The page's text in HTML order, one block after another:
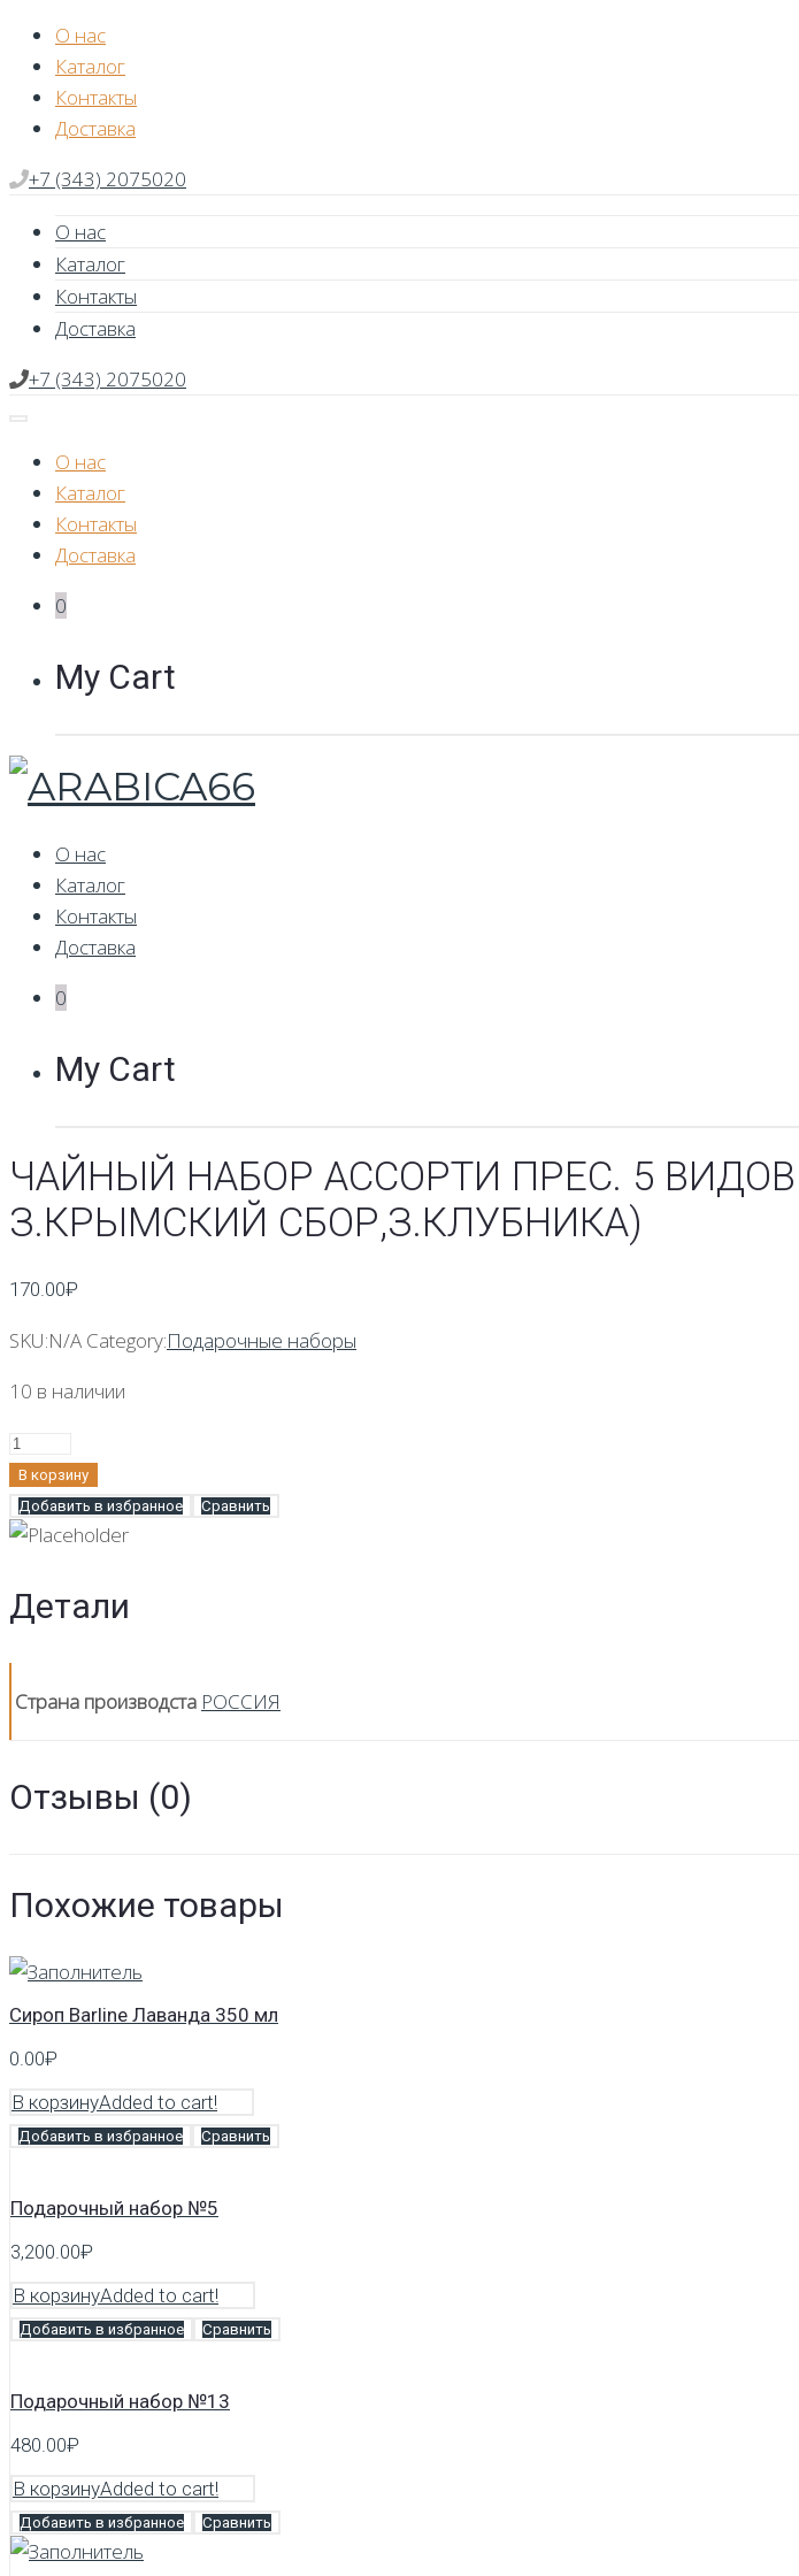
Skip
content
О нас
Каталог
Контакты
Доставка
+7 (343) 2075020
О нас
Каталог
Контакты
Доставка
+7 (343) 2075020
О нас
Каталог
Контакты
Доставка
0
My Cart
О нас
Каталог
Контакты
Доставка
0
My Cart
ЧАЙНЫЙ НАБОР АССОРТИ ПРЕС. 5
З.КРЫМСКИЙ СБОР,З.КЛУБНИКА)
170.00₽
SKU:N/A Category:Подарочные наборы
10 в наличии
Количество
Чайный
набор
ассорти
5
видов
(ч.вишня,
клюква;кр.годжи,
з.крымский
В корзину
Добавить в избранное
Сравнить
Детали
Страна производста РОССИЯ
Отзывы (0)
Похожие товары
Сироп Barline Лаванда 350 мл
0.00₽
В корзинуAdded to cart!
Добавить в избранное Сравнить
Подарочный набор №5
3,200.00₽
В корзинуAdded to cart!
Добавить в избранное Сравнить
Подарочный набор №13
480.00₽
В корзинуAdded to cart!
Добавить в избранное Сравнить